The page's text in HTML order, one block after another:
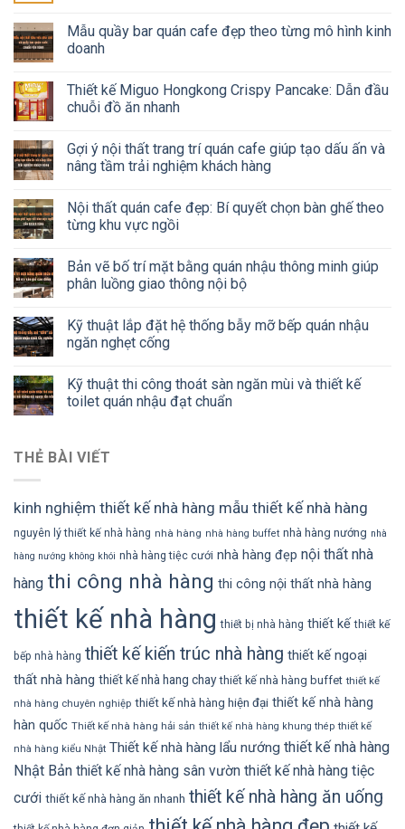
Mẫu quầy bar quán cafe đẹp theo từng mô hình kinh
doanh
Thiết kế Miguo Hongkong Crispy Pancake: Dẫn đầu
chuỗi đồ ăn nhanh
Gợi ý nội thất trang trí quán cafe giúp tạo dấu ấn và
nâng tầm trải nghiệm khách hàng
Nội thất quán cafe đẹp: Bí quyết chọn bàn ghế theo
từng khu vực ngồi
Bản vẽ bố trí mặt bằng quán nhậu thông minh giúp
phân luồng giao thông nội bộ
Kỹ thuật lắp đặt hệ thống bẫy mỡ bếp quán nhậu
ngăn nghẹt cống
Kỹ thuật thi công thoát sàn ngăn mùi và thiết kế
toilet quán nhậu đạt chuẩn
THẺ BÀI VIẾT
kinh nghiệm thiết kế nhà hàng mẫu thiết kế nhà hàng
nguyên lý thiết kế nhà hàng nhà hàng nhà hàng buffet nhà hàng nướng nhà
hàng nướng không khói nhà hàng tiệc cưới nhà hàng đẹp nội thất nhà
hàng thi công nhà hàng thi công nội thất nhà hàng
thiết kế nhà hàng thiết bị nhà hàng thiết kế thiết kế
bếp nhà hàng thiết kế kiến trúc nhà hàng thiết kế ngoại
thất nhà hàng thiết kế nhà hang chay thiết kế nhà hàng buffet thiết kế
nhà hàng chuyên nghiệp thiết kế nhà hàng hiện đại thiết kế nhà hàng
hàn quốc Thiết kế nhà hàng hải sản thiết kế nhà hàng khung thép thiết kế
nhà hàng kiểu Nhật Thiết kế nhà hàng lẩu nướng thiết kế nhà hàng
Nhật Bản thiết kế nhà hàng sân vườn thiết kế nhà hàng tiệc
cưới thiết kế nhà hàng ăn nhanh thiết kế nhà hàng ăn uống